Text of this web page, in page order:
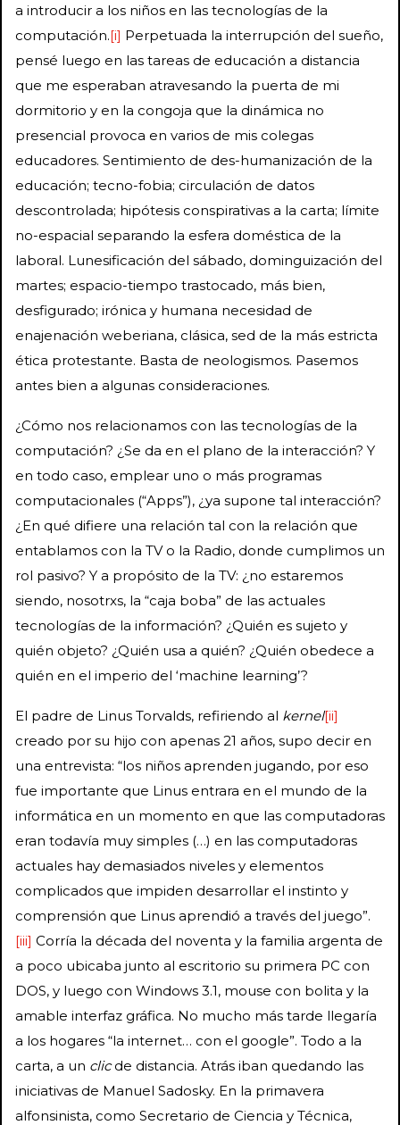
a introducir a los niños en las tecnologías de la
computación.[i] Perpetuada la interrupción del sueño,
pensé luego en las tareas de educación a distancia
que me esperaban atravesando la puerta de mi
dormitorio y en la congoja que la dinámica no
presencial provoca en varios de mis colegas
educadores. Sentimiento de des-humanización de la
educación; tecno-fobia; circulación de datos
descontrolada; hipótesis conspirativas a la carta; límite
no-espacial separando la esfera doméstica de la
laboral. Lunesificación del sábado, dominguización del
martes; espacio-tiempo trastocado, más bien,
desfigurado; irónica y humana necesidad de
enajenación weberiana, clásica, sed de la más estricta
ética protestante. Basta de neologismos. Pasemos
antes bien a algunas consideraciones.
¿Cómo nos relacionamos con las tecnologías de la
computación? ¿Se da en el plano de la interacción? Y
en todo caso, emplear uno o más programas
computacionales (“Apps”), ¿ya supone tal interacción?
¿En qué difiere una relación tal con la relación que
entablamos con la TV o la Radio, donde cumplimos un
rol pasivo? Y a propósito de la TV: ¿no estaremos
siendo, nosotrxs, la “caja boba” de las actuales
tecnologías de la información? ¿Quién es sujeto y
quién objeto? ¿Quién usa a quién? ¿Quién obedece a
quién en el imperio del ‘machine learning’?
El padre de Linus Torvalds, refiriendo al kernel[ii]
creado por su hijo con apenas 21 años, supo decir en
una entrevista: “los niños aprenden jugando, por eso
fue importante que Linus entrara en el mundo de la
informática en un momento en que las computadoras
eran todavía muy simples (…) en las computadoras
actuales hay demasiados niveles y elementos
complicados que impiden desarrollar el instinto y
comprensión que Linus aprendió a través del juego”.
[iii] Corría la década del noventa y la familia argenta de
a poco ubicaba junto al escritorio su primera PC con
DOS, y luego con Windows 3.1, mouse con bolita y la
amable interfaz gráfica. No mucho más tarde llegaría
a los hogares “la internet… con el google”. Todo a la
carta, a un clicde distancia. Atrás iban quedando las
iniciativas de Manuel Sadosky. En la primavera
alfonsinista, como Secretario de Ciencia y Técnica,